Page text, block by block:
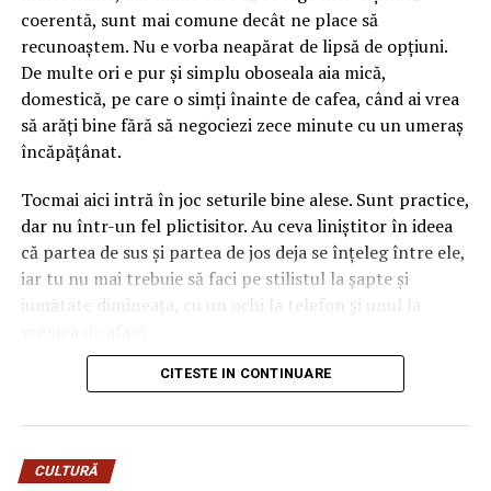
floare lângă el. Dacă ignori amănuntul ăsta, ajungi ușor
la un aranjament care se bate cap în cap, în care
albastrul rece și florile nimeresc în registre care nu
vorbesc între ele.
Gândește-te la el ca la o piesă vestimentară cu
întâmplare pe dedesubt, ci cauți ce-l pune în valoare.
Aici e la fel. Albastrul cere ori contraste calde care îl
scot în față, ori tonuri reci care îl liniștesc și îl extind.
Sezonul intervine exact în decizia asta, pentru că ne
Mai e un lucru pe care l-am prins abia în timp. Florile
de lumina anotimpului. Un roz care pare delicat în
coerentă, sunt mai comune decât ne place să
recunoaștem. Nu e vorba neapărat de lipsă de opțiuni.
De multe ori e pur și simplu oboseala aia mică,
domestică, pe care o simți înainte de cafea, când ai vrea
să arăți bine fără să negociezi zece minute cu un umeraș
încăpățânat.
Tocmai aici intră în joc seturile bine alese. Sunt practice,
dar nu într-un fel plictisitor. Au ceva liniștitor în ideea
că partea de sus și partea de jos deja se înțeleg între ele,
iar tu nu mai trebuie să faci pe stilistul la șapte și
jumătate dimineața, cu un ochi la telefon și unul la
Numai că nu orice compleu e bun pentru viața reală. Una
lumina perfectă și modelul care pare că n-a alergat
niciodată după autobuz, și alta e să funcționeze într-o zi
normală, cu mers mult, birou, cumpărături, poate o
CITESTE IN CONTINUARE
CULTURĂ